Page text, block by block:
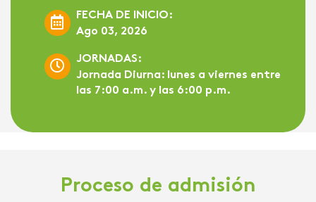
FECHA DE INICIO:
Ago 03, 2026
JORNADAS:
Jornada Diurna: lunes a viernes entre
las 7:00 a.m. y las 6:00 p.m.
Proceso de admisión